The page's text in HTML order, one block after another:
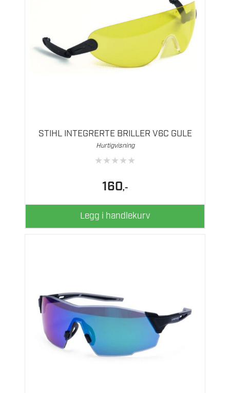
STIHL INTEGRERTE BRILLER V6C GULE
Hurtigvisning
★★★★★
160,-
Legg i handlekurv